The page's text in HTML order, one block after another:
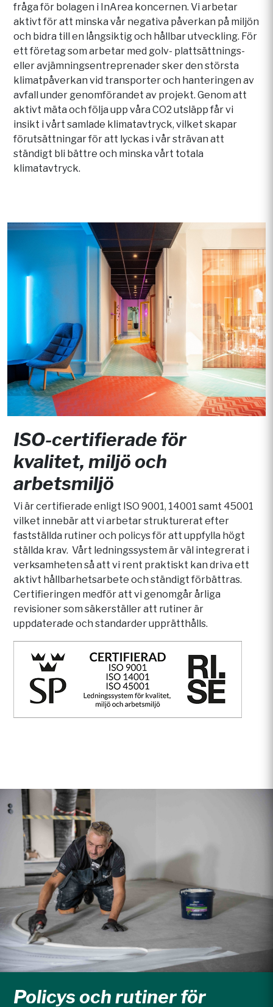
fråga för bolagen i InArea koncernen. Vi arbetar
aktivt för att minska vår negativa påverkan på miljön
och bidra till en långsiktig och hållbar utveckling. För
ett företag som arbetar med golv- plattsättnings-
eller avjämningsentreprenader sker den största
klimatpåverkan vid transporter och hanteringen av
avfall under genomförandet av projekt. Genom att
aktivt mäta och följa upp våra CO2 utsläpp får vi
insikt i vårt samlade klimatavtryck, vilket skapar
förutsättningar för att lyckas i vår strävan att
ständigt bli bättre och minska vårt totala
klimatavtryck.
ISO-certifierade för
kvalitet, miljö och
arbetsmiljö
Vi är certifierade enligt ISO 9001, 14001 samt 45001
vilket innebär att vi arbetar strukturerat efter
fastställda rutiner och policys för att uppfylla högt
ställda krav. Vårt ledningssystem är väl integrerat i
verksamheten så att vi rent praktiskt kan driva ett
aktivt hållbarhetsarbete och ständigt förbättras.
Certifieringen medför att vi genomgår årliga
revisioner som säkerställer att rutiner är
uppdaterade och standarder upprätthålls.
Policys och rutiner för